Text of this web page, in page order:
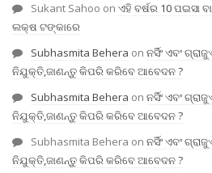
Sukant Sahoo on ଏହି ବର୍ଷର 10 ପଇସା
ଲକ୍ଷ ଟଙ୍କାରେ
Subhasmita Behera on ନର୍ସିଂ ଏବଂ
ନିଯୁକ୍ତି,ଜାଣନ୍ତୁ କିପରି କରିବେ ଆବେଦନ ?
Subhasmita Behera on ନର୍ସିଂ ଏବଂ
ନିଯୁକ୍ତି,ଜାଣନ୍ତୁ କିପରି କରିବେ ଆବେଦନ ?
Subhasmita Behera on ନର୍ସିଂ ଏବଂ
ନିଯୁକ୍ତି,ଜାଣନ୍ତୁ କିପରି କରିବେ ଆବେଦନ ?